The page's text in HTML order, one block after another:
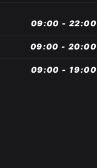
09:00 - 22:00
09:00 - 20:00
09:00 - 19:00